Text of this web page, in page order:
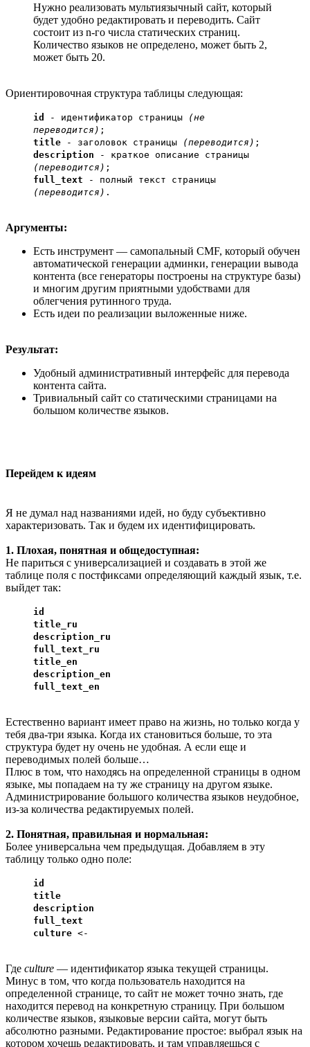
Нужно реализовать мультиязычный сайт, который
будет удобно редактировать и переводить. Сайт
состоит из n-го числа статических страниц.
Количество языков не определено, может быть 2,
может быть 20.
Ориентировочная структура таблицы следующая:
id - идентификатор страницы
(не
переводится) ;
title
- заголовок страницы (переводится) ;
description - краткое описание страницы
(переводится) ;
full_text - полный текст страницы
(переводится) .
Аргументы:
Есть инструмент — самопальный CMF, который обучен
автоматической генерации админки, генерации вывода
контента (все генераторы построены на структуре базы)
и многим другим приятными удобствами для
облегчения рутинного труда.
Есть идеи по реализации выложенные ниже.
Результат:
Удобный административный интерфейс для перевода
контента сайта.
Тривиальный сайт со статическими страницами на
большом количестве языков.
Перейдем к идеям
Я не думал над названиями идей, но буду субъективно
характеризовать. Так и будем их идентифицировать.
1. Плохая, понятная и общедоступная:
Не париться с универсализацией и создавать в этой же
таблице поля с постфиксами определяющий каждый язык, т.е.
выйдет так:
id
title_ru
description_ru
full_text_ru
title_en
description_en
full_text_en
Естественно вариант имеет право на жизнь, но только когда у
тебя два-три языка. Когда их становиться больше, то эта
структура будет ну очень не удобная. А если еще и
переводимых полей больше…
Плюс в том, что находясь на определенной страницы в одном
языке, мы попадаем на ту же страницу на другом языке.
Администрирование большого количества языков неудобное,
из-за количества редактируемых полей.
2. Понятная, правильная и нормальная:
Более универсальна чем предыдущая. Добавляем в эту
таблицу только одно поле:
id
title
description
full_text
culture <-
Где culture — идентификатор языка текущей страницы.
Минус в том, что когда пользователь находится на
определенной странице, то сайт не может точно знать, где
находится перевод на конкретную страницу. При большом
количестве языков, языковые версии сайта, могут быть
абсолютно разными. Редактирование простое: выбрал язык на
котором хочешь редактировать, и там управляешься с